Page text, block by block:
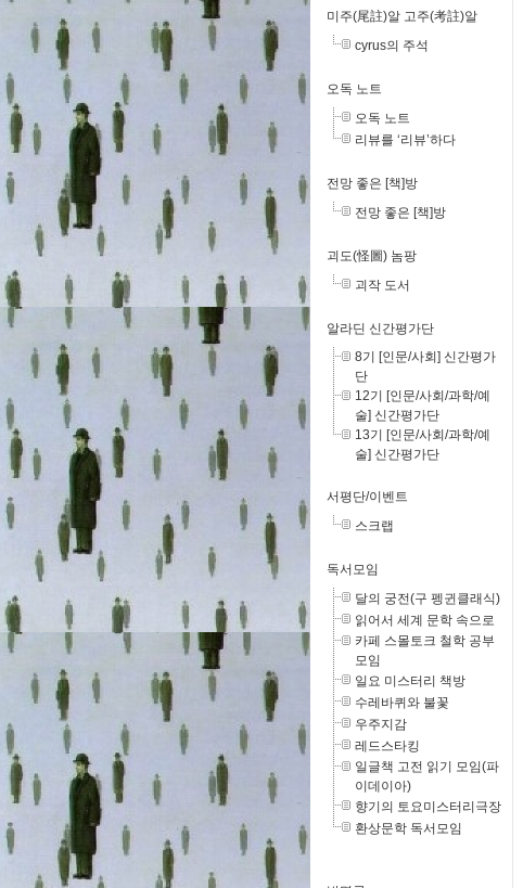
미주(尾註)알 고주(考註)알
cyrus의 주석
오독 노트
오독 노트
리뷰를 ‘리뷰’하다
전망 좋은 [책]방
전망 좋은 [책]방
괴도(怪圖) 놈팡
괴작 도서
알라딘 신간평가단
8기 [인문/사회] 신간평가
단
12기 [인문/사회/과학/예
술] 신간평가단
13기 [인문/사회/과학/예
술] 신간평가단
서평단/이벤트
스크랩
독서모임
달의 궁전(구 펭귄클래식)
읽어서 세계 문학 속으로
카페 스몰토크 철학 공부
모임
일요 미스터리 책방
수레바퀴와 불꽃
우주지감
레드스타킹
일글책 고전 읽기 모임(파
이데이아)
향기의 토요미스터리극장
환상문학 독서모임